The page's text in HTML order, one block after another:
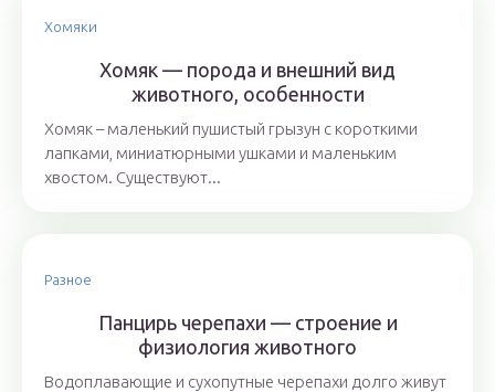
Хомяки
Хомяк — порода и внешний вид
животного, особенности
Хомяк – маленький пушистый грызун с короткими
лапками, миниатюрными ушками и маленьким
хвостом. Существуют...
Разное
Панцирь черепахи — строение и
физиология животного
Водоплавающие и сухопутные черепахи долго живут